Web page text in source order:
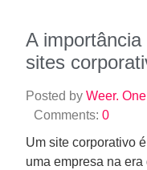
Um site corporativo
uma empresa na era
ultrapassa
Read More